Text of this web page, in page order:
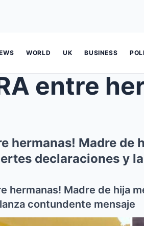
WORLD UK BUSINESS
hermanas! Madre de
declaraciones y
hermanas! Madre de hija
contundente mensaje